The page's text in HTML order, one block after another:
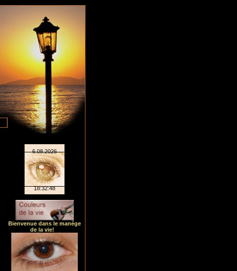
Bienvenue dans le manége
de la vie!